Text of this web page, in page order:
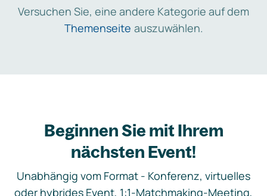
Versuchen Sie, eine andere Kategorie auf dem
Themenseite auszuwählen.
Beginnen Sie mit Ihrem
nächsten Event!
Unabhängig vom Format - Konferenz, virtuelles
oder hybrides Event, 1:1-Matchmaking-Meeting,